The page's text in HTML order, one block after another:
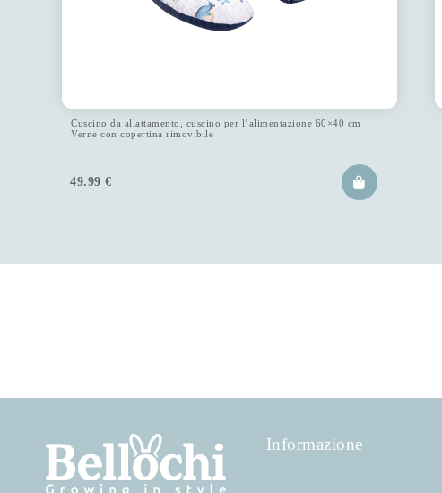
Cuscino da allattamento, cuscino per l’alimentazione 60×40 cm
Verne con copertina rimovibile
49.99 €
Informazione